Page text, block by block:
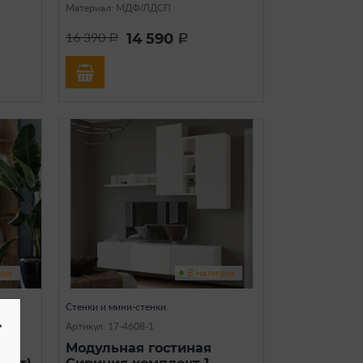
Материал: МДФ/ЛДСП
16 390a 14 590 a
В наличии
Стенки и мини-стенки
Артикул: 17-4608-1
Модульная гостиная